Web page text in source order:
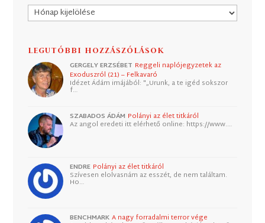
Archívum
LEGUTÓBBI HOZZÁSZÓLÁSOK
GERGELY ERZSÉBET Reggeli naplójegyzetek az
Exoduszról (21) – Felkavaró
Idézet Ádám imájából: "„Urunk, a te igéd sokszor
f…
SZABADOS ÁDÁM Polányi az élet titkáról
Az angol eredeti itt elérhető online: https://www.…
ENDRE Polányi az élet titkáról
Szívesen elolvasnám az esszét, de nem találtam.
Ho…
BENCHMARK A nagy forradalmi terror vége